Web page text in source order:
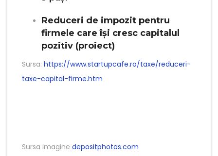
Reduceri de impozit pentru
firmele care își cresc capitalul
pozitiv (proiect)
Sursa: https://www.startupcafe.ro/taxe/reduceri-
taxe-capital-firme.htm
Sursa imagine depositphotos.com